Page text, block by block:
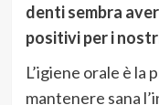
denti sembra
positivi per i
L’igiene orale è
mantenere sana